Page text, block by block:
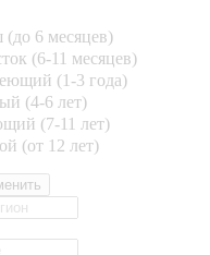
6 месяцев)
(6-11 месяцев)
(1-3 года)
(4-6 лет)
(7-11 лет)
(от 12 лет)